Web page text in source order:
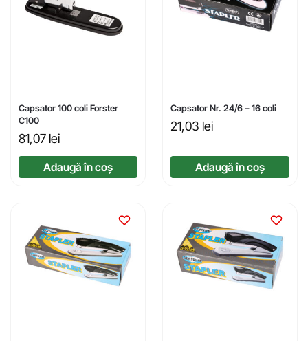
Capsator 100 coli Forster
C100
81,07 lei
Adaugă în coș
Capsator Nr. 24/6 – 16 coli
21,03 lei
Adaugă în coș